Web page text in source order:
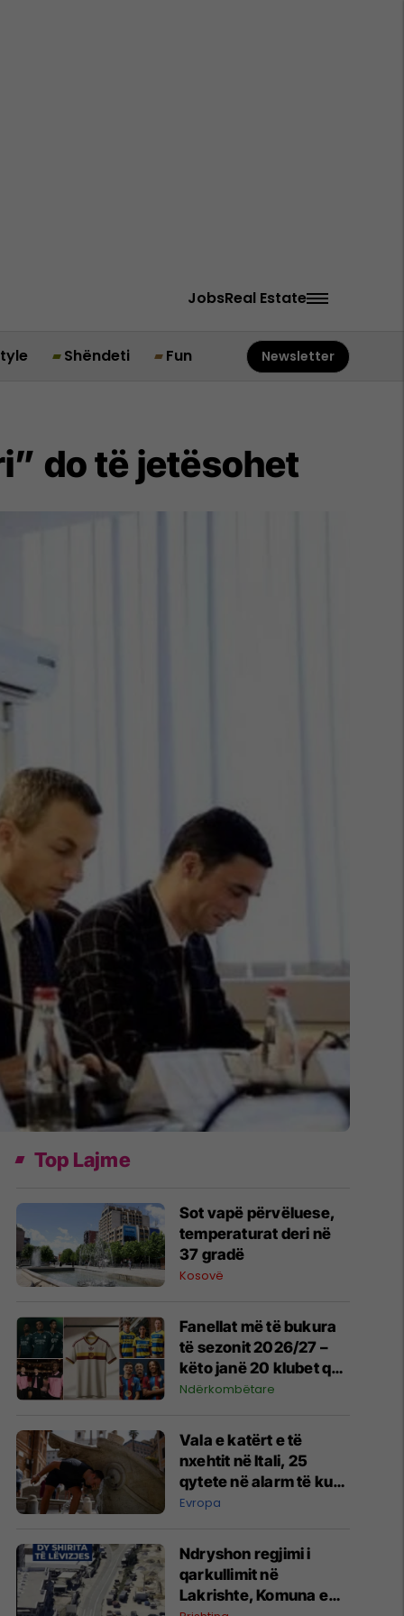
JobsReal Estate
Shëndeti Fun Newsletter
do të jetësohet
Top Lajme
Sot vapë përvëluese,
temperaturat deri në
37 gradë
Kosovë
Fanellat më të bukura
të sezonit 2026/27 –
këto janë 20 klubet që
spikatën me dizajnin e
Ndërkombëtare
Vala e katërt e të
nxehtit në Itali, 25
qytete në alarm të kuq
- probleme me
Evropa
Ndryshon regjimi i
qarkullimit në
Lakrishte, Komuna e